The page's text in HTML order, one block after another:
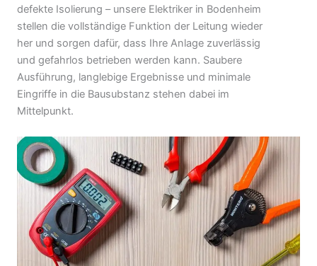
defekte Isolierung – unsere Elektriker in Bodenheim
stellen die vollständige Funktion der Leitung wieder
her und sorgen dafür, dass Ihre Anlage zuverlässig
und gefahrlos betrieben werden kann. Saubere
Ausführung, langlebige Ergebnisse und minimale
Eingriffe in die Bausubstanz stehen dabei im
Mittelpunkt.